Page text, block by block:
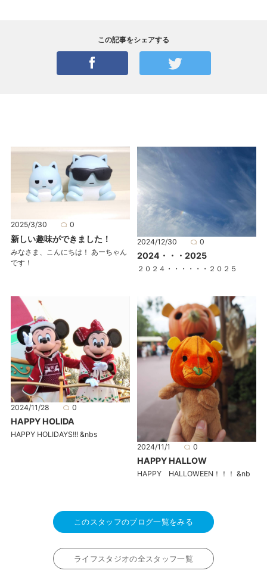
この記事をシェアする
2025/3/30 0
新しい趣味ができました！
みなさま、こんにちは！ あーちゃん
です！
2024/12/30 0
2024・・・2025
２０２４・・・・・・２０２５
2024/11/28 0
HAPPY HOLIDA
HAPPY HOLIDAYS!!! &nbs
2024/11/1
0
HAPPY HALLOW
HAPPY HALLOWEEN！！！ &nb
このスタッフのブログ一覧をみる
ライフスタジオの全スタッフ一覧